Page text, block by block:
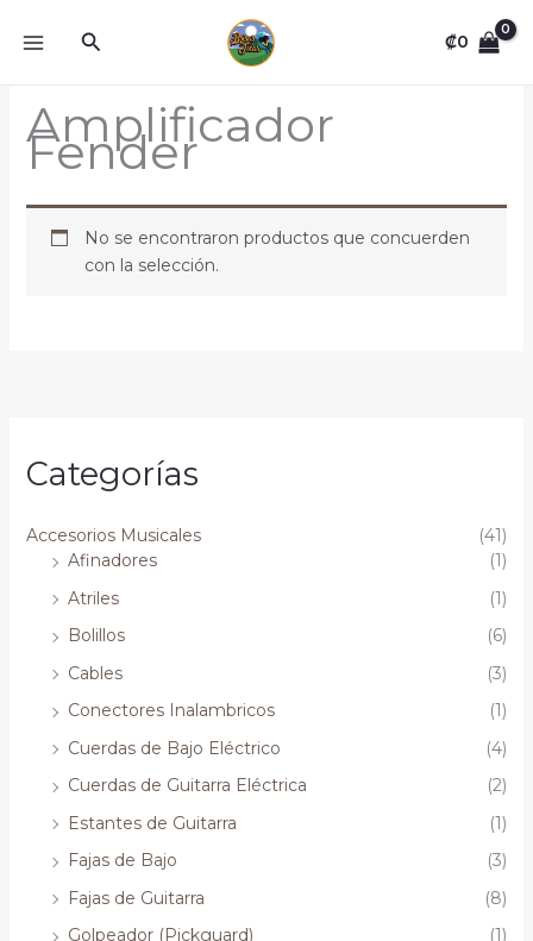
contenido
Buscar ₡0
Categorías
Accesorios Musicales
(41)
Afinadores
(1)
Atriles
(1)
Bolillos
(6)
Cables
(3)
Conectores Inalambricos
(1)
Cuerdas de Bajo Eléctrico
(4)
Cuerdas de Guitarra Eléctrica
(2)
Estantes de Guitarra
(1)
Fajas de Bajo
(3)
Fajas de Guitarra
(8)
Golpeador (Pickguard)
(1)
Amplificador
Fender
No se encontraron productos que concuerden
con la selección.